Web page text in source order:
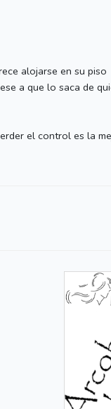
alojarse en su piso
a que lo saca de
el control es la